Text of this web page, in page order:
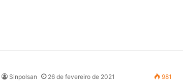
Sinpolsan 26 de fevereiro de 2021 981